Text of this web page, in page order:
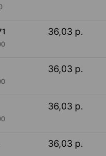
36,03 р.
36,03 р.
36,03 р.
36,03 р.